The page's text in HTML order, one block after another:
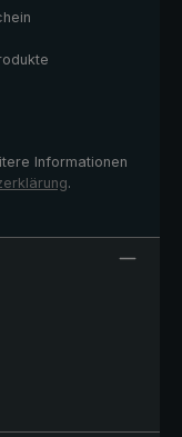
Informationen
.